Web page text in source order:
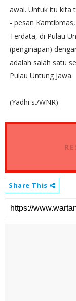
awal. Untuk itu kita
- pesan
Terdata, di Pulau
(penginapan)
adalah salah satu
Pulau Untung Jawa.
(Yadhi s./WNR)
Share This